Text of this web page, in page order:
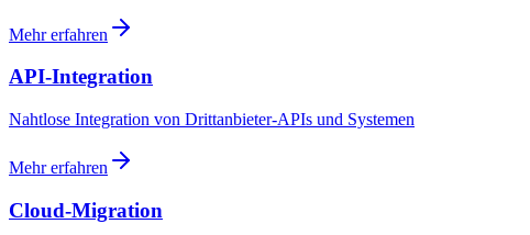
Mehr erfahren
API-Integration
Nahtlose Integration von Drittanbieter-APIs und Systemen
Mehr erfahren
Cloud-Migration